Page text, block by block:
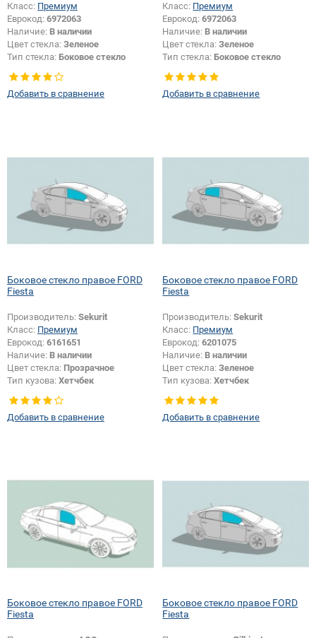
Класс: Премиум
Еврокод: 6972063
Наличие: В наличии
Цвет стекла: Зеленое
Тип стекла: Боковое стекло
правое
Добавить в сравнение
Класс: Премиум
Еврокод:6972063
Наличие: В наличии
Цвет стекла:Зеленое
Тип стекла: Боковое стекло
правое
Добавить в сравнение
Боковое стекло правое FORD
Fiesta
Производитель: Sekurit
Класс: Премиум
Еврокод: 6161651
Наличие: В наличии
Цвет стекла: Прозрачное
Тип кузова: Хетчбек
правое
Добавить в сравнение
Боковое стекло правое FORD
Fiesta
Производитель:Sekurit
Класс: Премиум
Еврокод:6201075
Наличие: В наличии
Цвет стекла:Зеленое
Тип кузова:Хетчбек
правое
Добавить в сравнение
Боковое стекло правое FORD
Fiesta
Боковое стекло правое FORD
Fiesta